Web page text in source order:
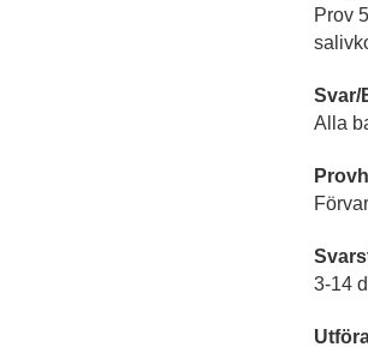
Prov
Svar/
Alla
3-14